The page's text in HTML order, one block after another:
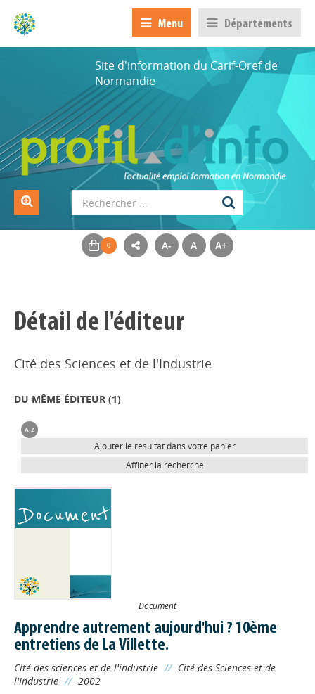
Menu Départements
Site d'information du Carif-Oref de
Normandie
A- A A+
Détail de l'éditeur
Cité des Sciences et de l'Industrie
DU MÊME ÉDITEUR (1)
Ajouter le résultat dans votre panier
Affiner la recherche
Document
Apprendre autrement aujourd'hui ? 10ème
entretiens de La Villette.
Cité des sciences et de l'industrie // Cité des Sciences et de
l'Industrie // 2002